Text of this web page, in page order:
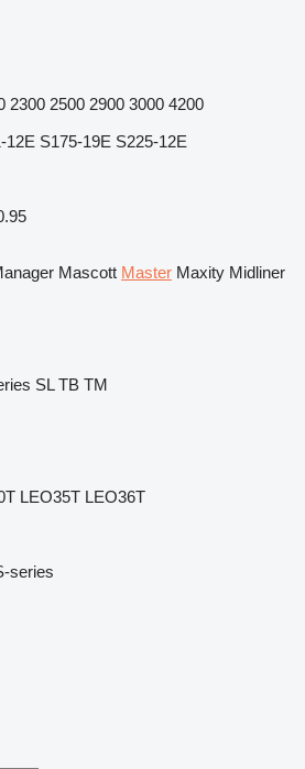
2300 2500 2900 3000 4200
12E S175-19E S225-12E
Mascott Master Maxity Midliner
SL TB TM
LEO35T LEO36T
series